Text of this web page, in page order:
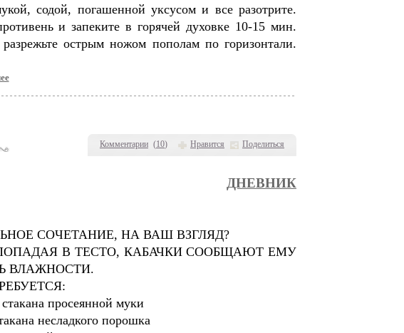
Комментарии (10) Нравится Поделиться
содой, погашенной уксусом и все разотрите.
и запеките в горячей духовке 10-15 мин.
острым ножом пополам по горизонтали.
ДНЕВНИК
СОЧЕТАНИЕ, НА ВАШ ВЗГЛЯД?
В ТЕСТО, КАБАЧКИ СООБЩАЮТ ЕМУ
ВЛАЖНОСТИ.
просеянной муки
несладкого порошка